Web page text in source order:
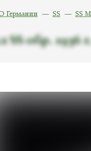
Германии SS SS
обр. 1936